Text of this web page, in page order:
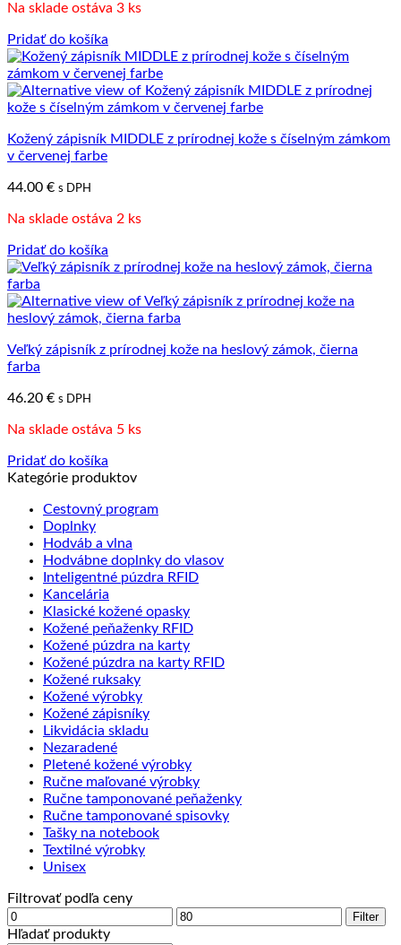
Na sklade ostáva 3 ks
Pridať do košíka
Kožený zápisník MIDDLE z prírodnej kože s číselným zámkom
v červenej farbe
44.00 € s DPH
Na sklade ostáva 2 ks
Pridať do košíka
Veľký zápisník z prírodnej kože na heslový zámok, čierna
farba
46.20 € s DPH
Na sklade ostáva 5 ks
Pridať do košíka
Kategórie produktov
Cestovný program
Doplnky
Hodváb a vlna
Hodvábne doplnky do vlasov
Inteligentné púzdra RFID
Kancelária
Klasické kožené opasky
Kožené peňaženky RFID
Kožené púzdra na karty
Kožené púzdra na karty RFID
Kožené ruksaky
Kožené výrobky
Kožené zápisníky
Likvidácia skladu
Nezaradené
Pletené kožené výrobky
Ručne maľované výrobky
Ručne tamponované peňaženky
Ručne tamponované spisovky
Tašky na notebook
Textilné výrobky
Unisex
Filtrovať podľa ceny
Minimálna
cena
Maximálna
Filter
Hľadať produkty